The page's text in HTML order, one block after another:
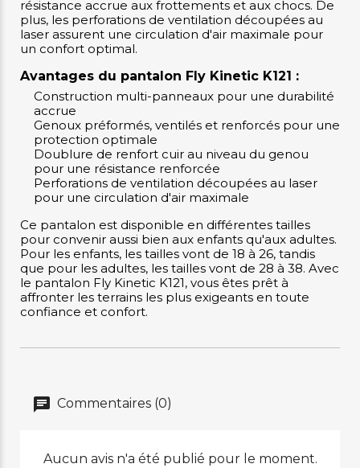
résistance accrue aux frottements et aux chocs. De
plus, les perforations de ventilation découpées au
laser assurent une circulation d'air maximale pour
un confort optimal.
Avantages du pantalon Fly Kinetic K121 :
Construction multi-panneaux pour une durabilité
accrue
Genoux préformés, ventilés et renforcés pour une
protection optimale
Doublure de renfort cuir au niveau du genou
pour une résistance renforcée
Perforations de ventilation découpées au laser
pour une circulation d'air maximale
Ce pantalon est disponible en différentes tailles
pour convenir aussi bien aux enfants qu'aux adultes.
Pour les enfants, les tailles vont de 18 à 26, tandis
que pour les adultes, les tailles vont de 28 à 38. Avec
le pantalon Fly Kinetic K121, vous êtes prêt à
affronter les terrains les plus exigeants en toute
confiance et confort.
Commentaires (0)
Aucun avis n'a été publié pour le moment.